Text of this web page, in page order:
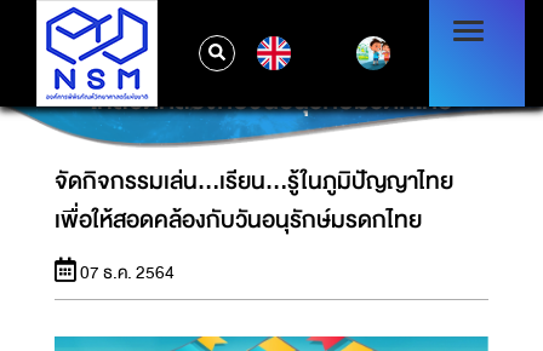
จัดกิจกรรมเล่น...เรียน...รู้ในภูมิปัญญาไทย เพื่อ
ให้สอดคล้องกับวันอนุรักษ์มรดกไทย
จัดกิจกรรมเล่น...เรียน...รู้ในภูมิปัญญาไทย
เพื่อให้สอดคล้องกับวันอนุรักษ์มรดกไทย
07 ธ.ค. 2564